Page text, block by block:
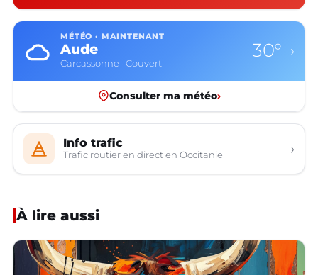
MÉTÉO · MAINTENANT
Aude
Carcassonne · Couvert
30° ›
Consulter ma météo›
Info trafic
Trafic routier en direct en Occitanie ›
À lire aussi